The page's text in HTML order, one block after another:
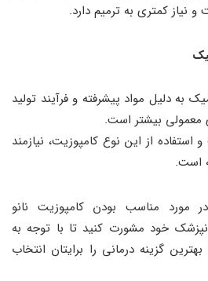
نیاز کمتری به ترمیم دارد.
به دلیل مواد پیشرفته و فرآیند تولید
معمولی بیشتر است.
از این نوع کامپوزیت، نیازمند
است.
مورد مناسب بودن کامپوزیت نانو
خود مشورت کنید تا با توجه به
گزینه درمانی را برایتان انتخاب